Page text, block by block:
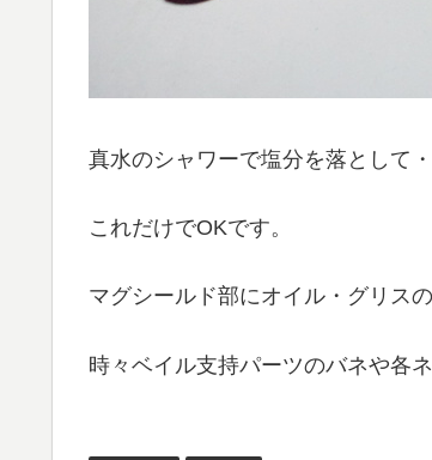
真水のシャワーで塩分を落として
これだけでOKです。
マグシールド部にオイル・グリス
時々ベイル支持パーツのバネや各